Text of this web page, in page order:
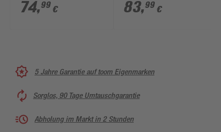
9000 l/h
74,99 €
10000 l/h
83,99 €
5 Jahre Garantie auf toom Eigenmarken
Sorglos, 90 Tage Umtauschgarantie
Abholung im Markt in 2 Stunden